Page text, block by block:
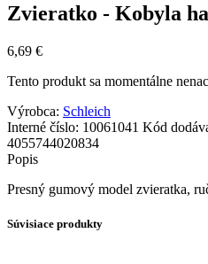
Zvieratko - Kobyla
6,69 €
Tento produkt sa momentálne
Výrobca: Schleich
Interné číslo: 10061041 Kód
4055744020834
Popis
Presný gumový model zvieratka,
Súvisiace produkty